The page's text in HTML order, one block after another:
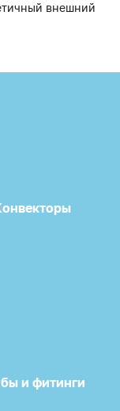
внешний
и фитинги